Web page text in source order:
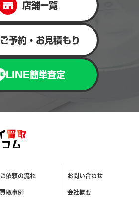
店舗一覧
ご予約・お見積もり
LINE簡単査定
ご依頼の流れ
買取事例
お問い合わせ
会社概要